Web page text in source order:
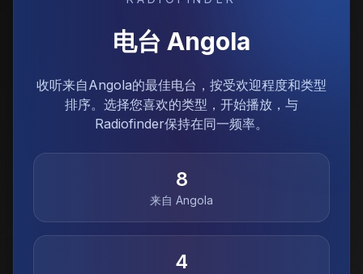
电台 Angola
收听来自Angola的最佳电台，按受欢迎程度和类型
排序。选择您喜欢的类型，开始播放，与
Radiofinder保持在同一频率。
8
来自 Angola
4